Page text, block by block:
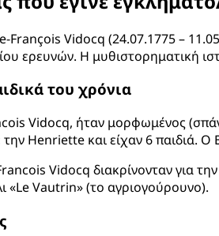
François Vidocq (24.07.1775 –
ερευνών. Η μυθιστορηματική
του χρόνια
Vidocq, ήταν μορφωμένος
Henriette και είχαν 6 παιδιά. Ο
Vidocq διακρίνονταν για
«Le Vautrin» (το αγριογούρουνο).